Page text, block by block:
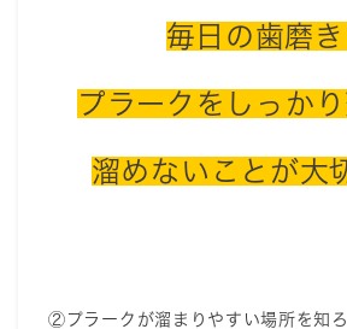
毎日の歯磨
プラークをしっか
溜めないことが大
②プラークが溜まりやすい場所を知ろ